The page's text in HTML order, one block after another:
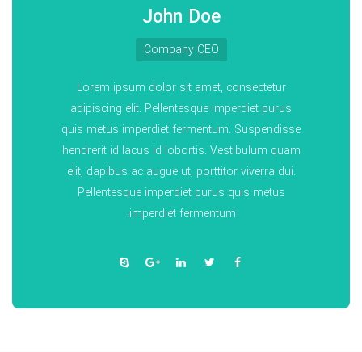
John Doe
Company CEO
Lorem ipsum dolor sit amet, consectetur
adipiscing elit. Pellentesque imperdiet purus
quis metus imperdiet fermentum. Suspendisse
hendrerit id lacus id lobortis. Vestibulum quam
elit, dapibus ac augue ut, porttitor viverra dui.
Pellentesque imperdiet purus quis metus
imperdiet fermentum.